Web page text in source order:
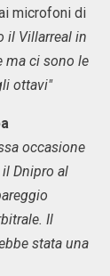
microfoni di
il Villarreal in
ma ci sono le
ottavi"
occasione
Dnipro al
Il
stata una